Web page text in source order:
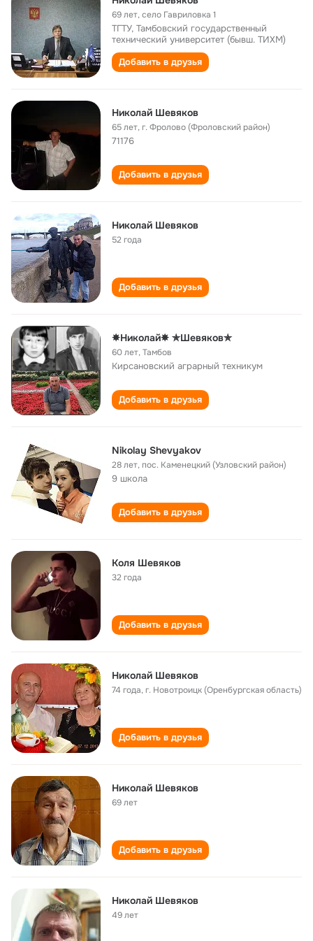
69 лет,село Гавриловка 1
ТГТУ, Тамбовский государственный
технический университет (бывш. ТИХМ)
Добавить в друзья
Николай Шевяков
65 лет,г. Фролово (Фроловский район)
71176
Добавить в друзья
Николай Шевяков
52 года
Добавить в друзья
✵Николай✵ ✯Шевяков✯
60 лет,Тамбов
Кирсановский аграрный техникум
Добавить в друзья
Nikolay Shevyakov
28 лет,пос. Каменецкий (Узловский район)
9 школа
Добавить в друзья
Коля Шевяков
32 года
Добавить в друзья
Николай Шевяков
74 года,г. Новотроицк (Оренбургская область)
Добавить в друзья
Николай Шевяков
69 лет
Добавить в друзья
Николай Шевяков
49 лет